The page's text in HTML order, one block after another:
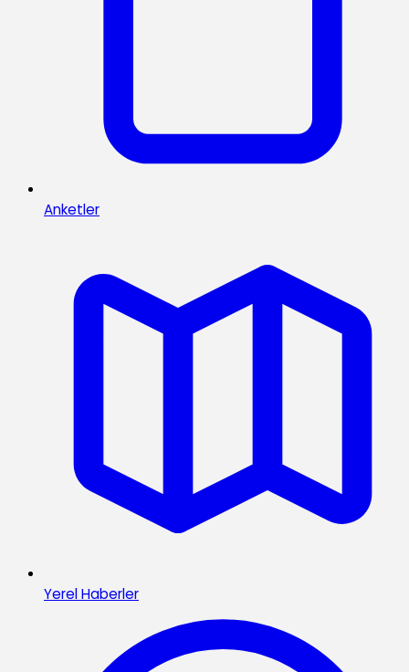
Anketler
Yerel Haberler